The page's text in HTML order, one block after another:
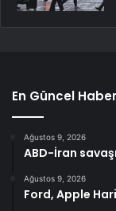
En Güncel
Ağustos 9, 2026
ABD-İran
Ağustos 9, 2026
Ford, Apple